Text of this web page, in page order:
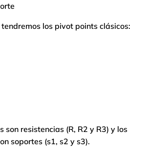
los pivot points clásicos:
son resistencias (R, R2 y R3) y los
soportes (s1, s2 y s3).